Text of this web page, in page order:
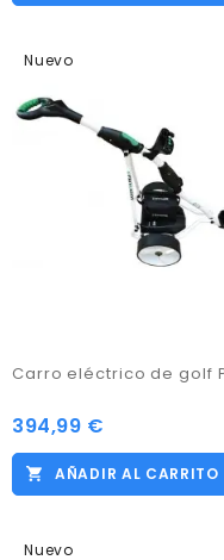
Nuevo
394,99 €
AÑADIR AL CARRITO
Nuevo